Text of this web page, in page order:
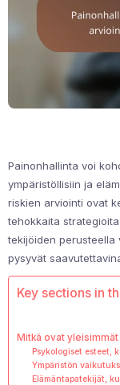
Painonhallinta voi
ympäristöllisiin ja
riskien arviointi ovat
tehokkaita
tekijöiden perusteella
pysyvät
Key sections in
Mitkä ovat
Psykologiset esteet,
Ympäristön
Elämäntapatekijät,